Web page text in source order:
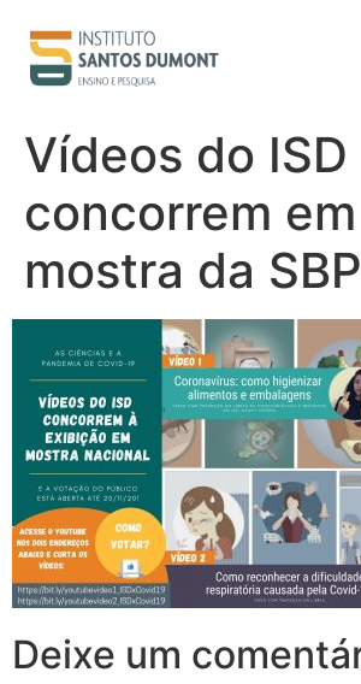
conteúdo
Vídeos do ISD
concorrem em
mostra da
Deixe um